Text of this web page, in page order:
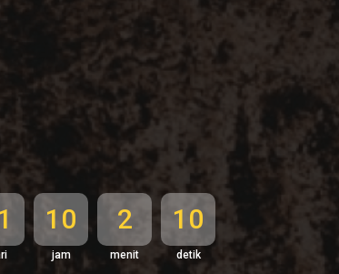
10
jam
2
menit
8
detik